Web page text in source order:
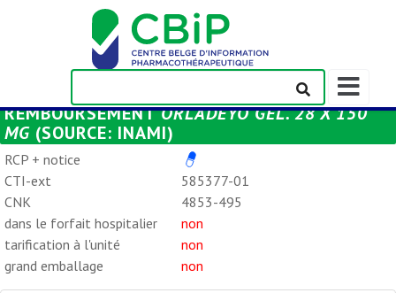
Afficher/
la
barre
REMBOURSEMENTORLADEYO GÉL. 28 X 150
MG (SOURCE: INAMI)
RCP + notice
CTI-ext
585377-01
CNK
4853-495
dans le forfait hospitalier
non
tarification à l'unité
non
grand emballage
non